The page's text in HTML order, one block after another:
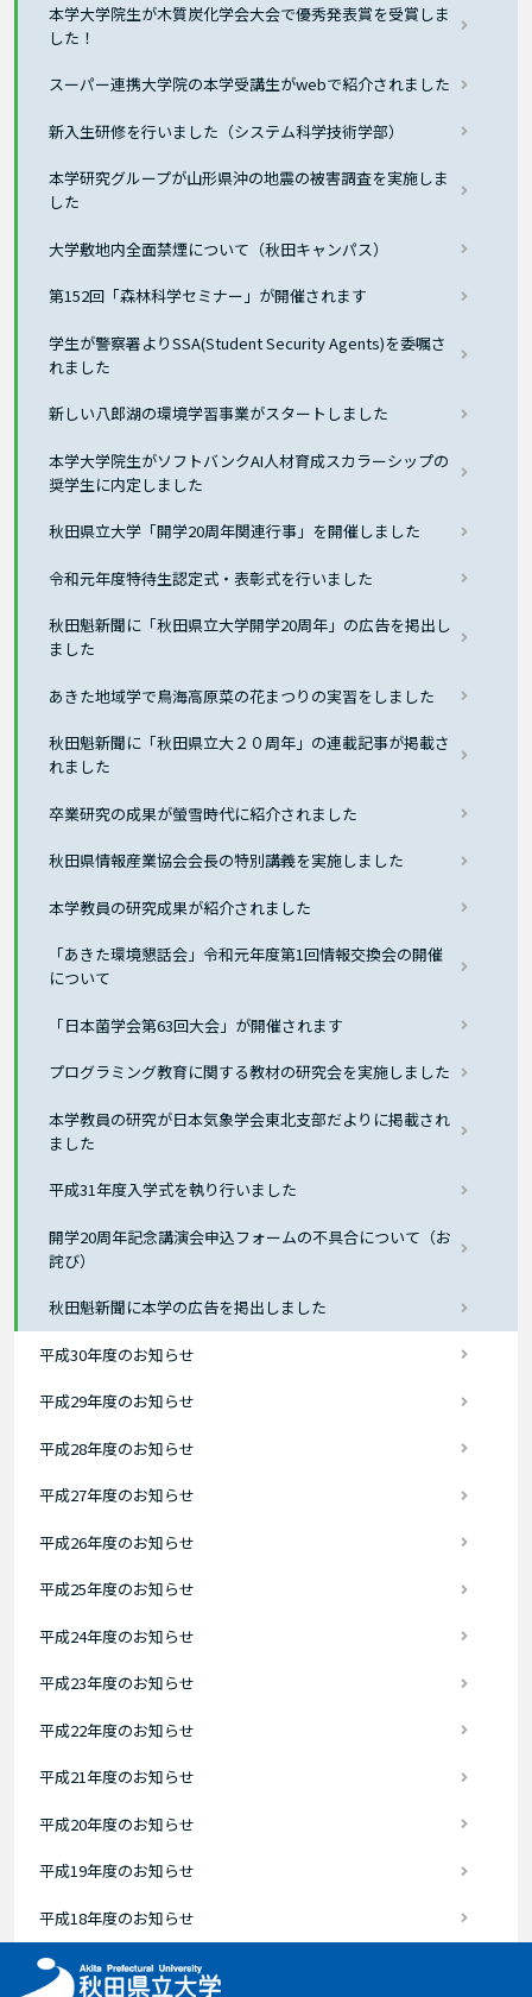
本学大学院生が木質炭化学会大会で優秀発表賞を受賞しま
した！
スーパー連携大学院の本学受講生がwebで紹介されました
新入生研修を行いました（システム科学技術学部）
本学研究グループが山形県沖の地震の被害調査を実施しま
した
大学敷地内全面禁煙について（秋田キャンパス）
第152回「森林科学セミナー」が開催されます
学生が警察署よりSSA(Student Security Agents)を委嘱さ
れました
新しい八郎湖の環境学習事業がスタートしました
本学大学院生がソフトバンクAI人材育成スカラーシップの
奨学生に内定しました
秋田県立大学「開学20周年関連行事」を開催しました
令和元年度特待生認定式・表彰式を行いました
秋田魁新聞に「秋田県立大学開学20周年」の広告を掲出し
ました
あきた地域学で鳥海高原菜の花まつりの実習をしました
秋田魁新聞に「秋田県立大２０周年」の連載記事が掲載さ
れました
卒業研究の成果が螢雪時代に紹介されました
秋田県情報産業協会会長の特別講義を実施しました
本学教員の研究成果が紹介されました
「あきた環境懇話会」令和元年度第1回情報交換会の開催
について
「日本菌学会第63回大会」が開催されます
プログラミング教育に関する教材の研究会を実施しました
本学教員の研究が日本気象学会東北支部だよりに掲載され
ました
平成31年度入学式を執り行いました
開学20周年記念講演会申込フォームの不具合について（お
詫び）
秋田魁新聞に本学の広告を掲出しました
平成30年度のお知らせ
平成29年度のお知らせ
平成28年度のお知らせ
平成27年度のお知らせ
平成26年度のお知らせ
平成25年度のお知らせ
平成24年度のお知らせ
平成23年度のお知らせ
平成22年度のお知らせ
平成21年度のお知らせ
平成20年度のお知らせ
平成19年度のお知らせ
平成18年度のお知らせ